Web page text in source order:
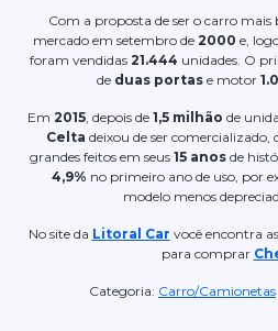
Com a proposta de ser o carro mais
mercado em setembro de 2000 e,
foram vendidas 21.444 unidades. O
de duas portas e motor 1.0
Em 2015, depois de 1,5 milhão de
Celta deixou de ser
grandes feitos em seus 15 anosde
4,9% no primeiro ano de uso, por
modelo menos
No site da Litoral Car você encontra
para comprar
Categoria: Carro/Camionetas